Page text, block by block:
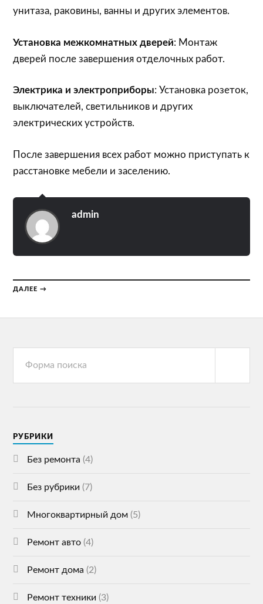
унитаза, раковины, ванны и других элементов.
Установка межкомнатных дверей: Монтаж
дверей после завершения отделочных работ.
Электрика и электроприборы: Установка розеток,
выключателей, светильников и других
электрических устройств.
После завершения всех работ можно приступать к
расстановке мебели и заселению.
admin
ДАЛЕЕ →
РУБРИКИ
Без ремонта (4)
Без рубрики (7)
Многоквартирный дом (5)
Ремонт авто (4)
Ремонт дома (2)
Ремонт техники (3)